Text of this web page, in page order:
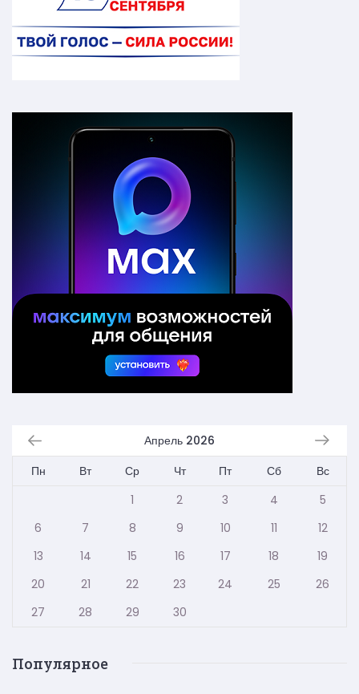
Апрель 2026
Пн
Вт Ср Чт Пт Сб
Вс
1
2 3 4
5
6
7 8 9 10 11
12
13
14 15 16 17 18
19
20
21 22 23 24 25
26
27
28 29 30
Популярное